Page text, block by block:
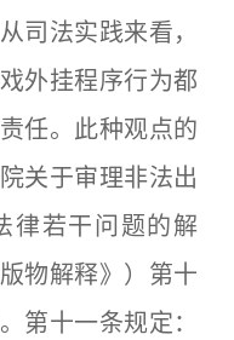
司法实践来看，
外挂程序行为都
任。此种观点的
关于审理非法出
律若干问题的解
物解释》）第十
第十一条规定：